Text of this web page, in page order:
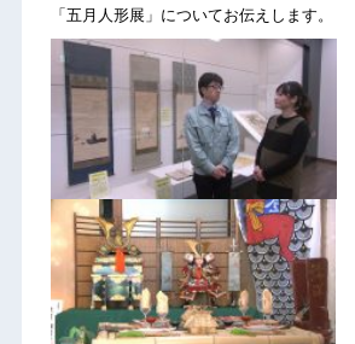
「五月人形展」についてお伝えします。